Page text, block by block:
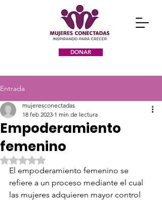
DONAR
Entrada
Empoderamiento
femenino
mujeresconectadas
18 feb 2023 1 min de lectura
Obtuvo NaN de 5 estrellas.
El empoderamiento femenino se
refiere a un proceso mediante el cual
las mujeres adquieren mayor control